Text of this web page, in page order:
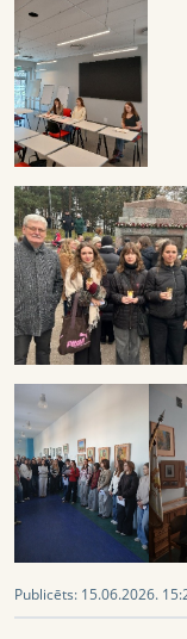
Publicēts: 15.06.2026.